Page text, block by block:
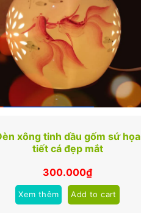
xông tinh dầu gốm sứ họa
tiết cá đẹp mắt
300.000₫
Xem thêm Add to cart